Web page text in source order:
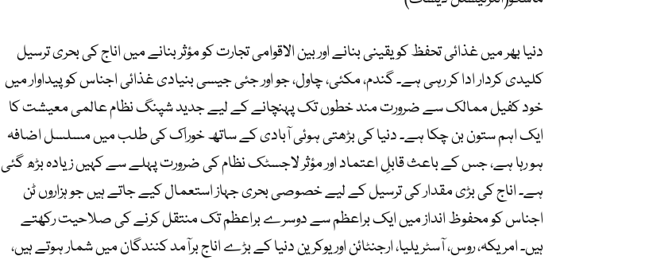
دنیا بھر میں غذائی تحفظ کو یقینی بنانے اور بین الاقوامی تجارت کو مؤثر بنانے میں اناج کی بحری ترسیل
کلیدی کردار ادا کر رہی ہے۔ گندم، مکئی، چاول، جو اور جئی جیسی بنیادی غذائی اجناس کو پیداوار میں
خود کفیل ممالک سے ضرورت مند خطوں تک پہنچانے کے لیے جدید شپنگ نظام عالمی معیشت کا
ایک اہم ستون بن چکا ہے۔ دنیا کی بڑھتی ہوئی آبادی کے ساتھ خوراک کی طلب میں مسلسل اضافہ
ہو رہا ہے، جس کے باعث قابلِ اعتماد اور مؤثر لاجسٹک نظام کی ضرورت پہلے سے کہیں زیادہ بڑھ گئی
ہے۔ اناج کی بڑی مقدار کی ترسیل کے لیے خصوصی بحری جہاز استعمال کیے جاتے ہیں جو ہزاروں ٹن
اجناس کو محفوظ انداز میں ایک براعظم سے دوسرے براعظم تک منتقل کرنے کی صلاحیت رکھتے
ہیں۔ امریکہ، روس، آسٹریلیا، ارجنٹائن اور یوکرین دنیا کے بڑے اناج برآمد کنندگان میں شمار ہوتے ہیں،